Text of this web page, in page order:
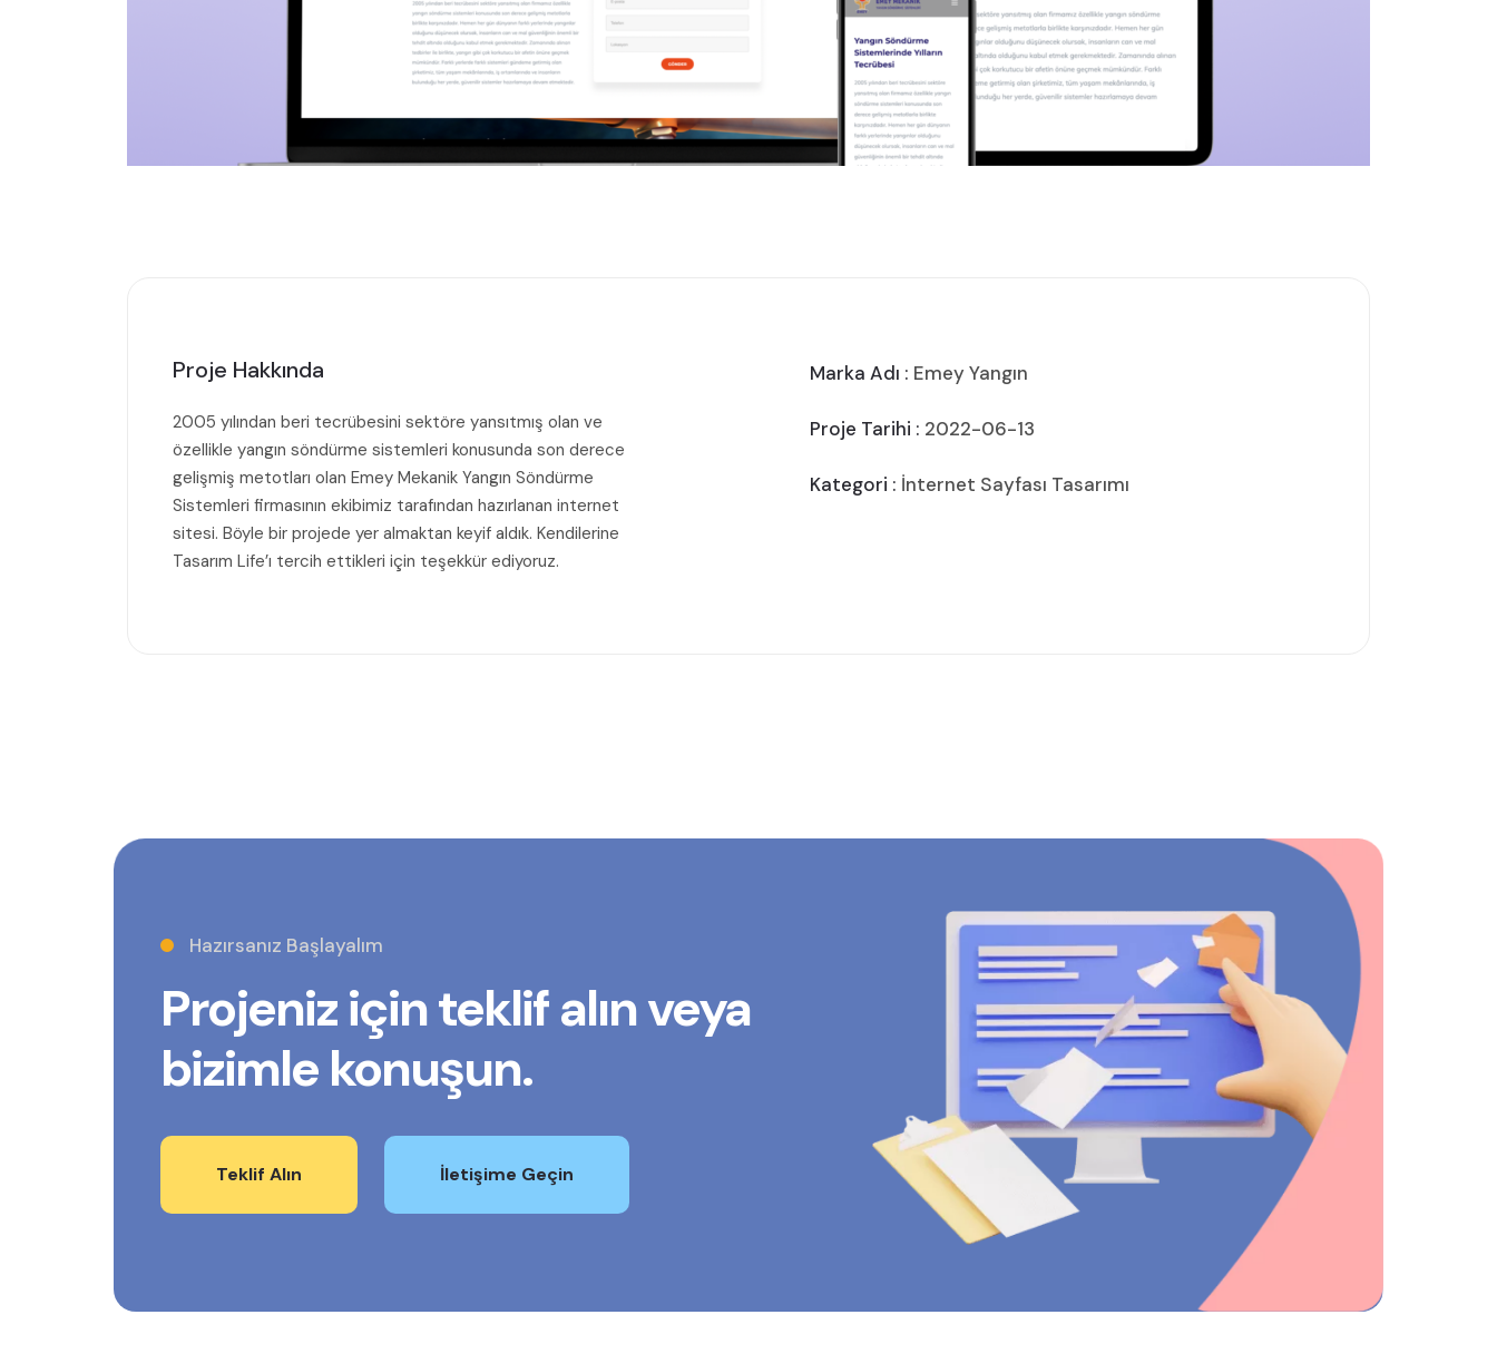
Proje Hakkında
2005 yılından beri tecrübesini sektöre yansıtmış olan ve
özellikle yangın söndürme sistemleri konusunda son derece
gelişmiş metotları olan Emey Mekanik Yangın Söndürme
Sistemleri firmasının ekibimiz tarafından hazırlanan internet
sitesi. Böyle bir projede yer almaktan keyif aldık. Kendilerine
Tasarım Life’ı tercih ettikleri için teşekkür ediyoruz.
Marka Adı : Emey Yangın
Proje Tarihi : 2022-06-13
Kategori : İnternet Sayfası Tasarımı
Hazırsanız Başlayalım
Projeniz için teklif alın veya
bizimle konuşun.
Teklif Alın İletişime Geçin